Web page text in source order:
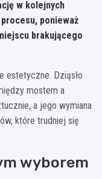
w kolejnych
ponieważ
brakującego
estetyczne. Dziąsło
mostem a
a jego wymiana
które trudniej się
wyborem